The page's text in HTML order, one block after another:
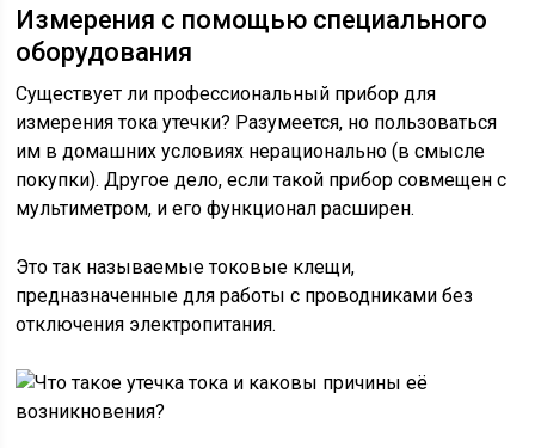
Измерения с помощью специального
оборудования
Существует ли профессиональный прибор для
измерения тока утечки? Разумеется, но пользоваться
им в домашних условиях нерационально (в смысле
покупки). Другое дело, если такой прибор совмещен с
мультиметром, и его функционал расширен.
Это так называемые токовые клещи,
предназначенные для работы с проводниками без
отключения электропитания.